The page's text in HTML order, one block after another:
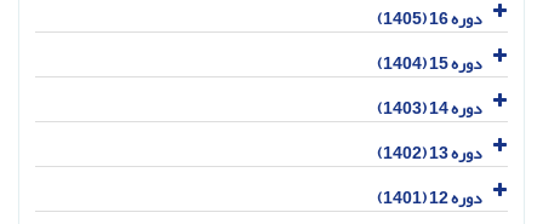
دوره 16 (1405)
دوره 15 (1404)
دوره 14 (1403)
دوره 13 (1402)
دوره 12 (1401)